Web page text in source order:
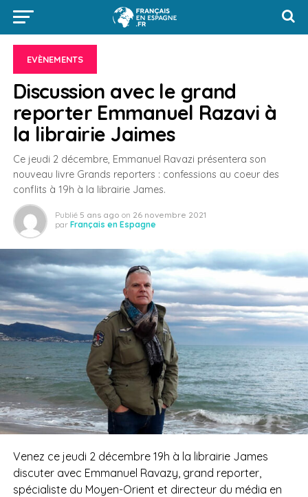
EVÈNEMENTS
Discussion avec le grand
reporter Emmanuel Razavi à
la librairie Jaimes
Ce jeudi 2 décembre, Emmanuel Ravazi présentera son
nouveau livre Grands reporters : confessions au coeur des
conflits à 19h à la librairie James.
Publié 5 ans ago on 26 novembre 2021
par Français en Espagne
Venez ce jeudi 2 décembre 19h à la librairie James
discuter avec Emmanuel Ravazy, grand reporter,
spécialiste du Moyen-Orient et directeur du média en